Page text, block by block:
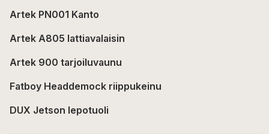
Artek PN001 Kanto
Artek A805 lattiavalaisin
Artek 900 tarjoiluvaunu
Fatboy Headdemock riippukeinu
DUX Jetson lepotuoli